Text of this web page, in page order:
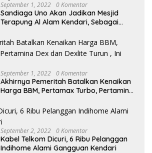
September 1, 2022 0 Komentar
Sandiaga Uno Akan Jadikan Mesjid
Terapung Al Alam Kendari, Sebagai
September 1, 2022 0 Komentar
Akhirnya Pemeritah Batalkan Kenaikan
Harga BBM, Pertamax Turbo, Pertamina
September 2, 2022 0 Komentar
Kabel Telkom Dicuri, 6 Ribu Pelanggan
Indihome Alami Gangguan Kendari